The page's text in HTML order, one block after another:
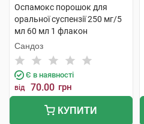
Оспамокс порошок для
оральної суспензії 250 мг/5
мл 60 мл 1 флакон
Сандоз
Є в наявності
від 70.00 грн
КУПИТИ